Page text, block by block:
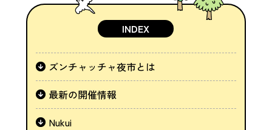
INDEX
ズンチャッチャ夜市とは
最新の開催情報
Nukui